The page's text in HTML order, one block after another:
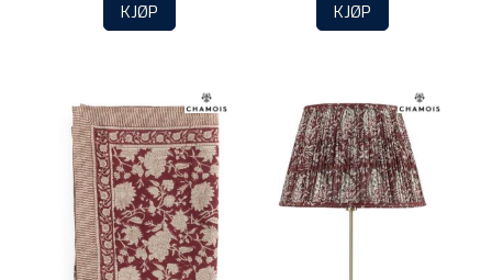
KJØP KJØP